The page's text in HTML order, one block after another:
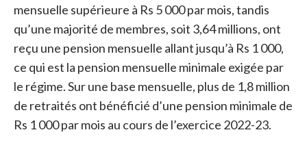
mensuelle supérieure à Rs 5 000 par mois, tandis
qu’une majorité de membres, soit 3,64 millions, ont
reçu une pension mensuelle allant jusqu’à Rs 1 000,
ce qui est la pension mensuelle minimale exigée par
le régime. Sur une base mensuelle, plus de 1,8 million
de retraités ont bénéficié d’une pension minimale de
Rs 1 000 par mois au cours de l’exercice 2022-23.